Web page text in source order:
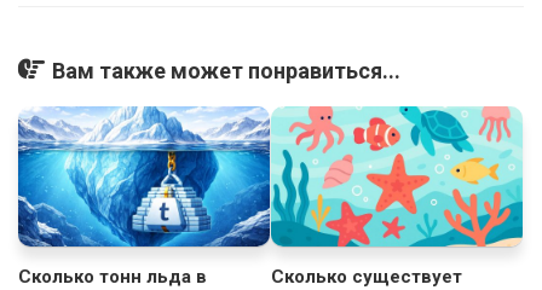
Вам также может понравиться...
Сколько тонн льда в
Сколько существует